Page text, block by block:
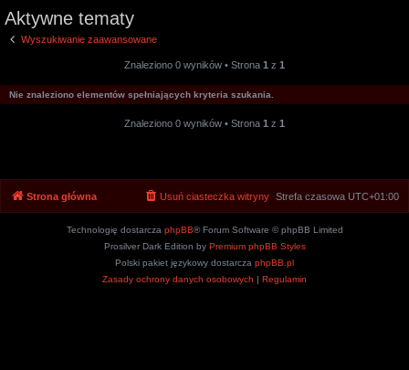
Aktywne tematy
Wyszukiwanie zaawansowane
Znaleziono 0 wyników • Strona 1 z 1
Nie znaleziono elementów spełniających kryteria szukania.
Znaleziono 0 wyników • Strona 1 z 1
Strona główna Strefa czasowa UTC+01:00
Usuń ciasteczka witryny
Technologię dostarcza phpBB® Forum Software © phpBB Limited
Prosilver Dark Edition by Premium phpBB Styles
Polski pakiet językowy dostarcza phpBB.pl
Zasady ochrony danych osobowych | Regulamin